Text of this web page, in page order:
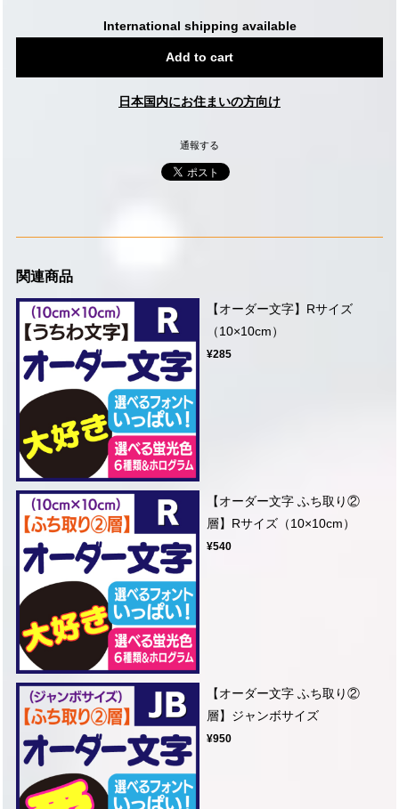
International shipping available
Add to cart
日本国内にお住まいの方向け
通報する
関連商品
【オーダー文字】Rサイズ
（10×10cm）
¥285
【オーダー文字 ふち取り②
層】Rサイズ（10×10cm）
¥540
【オーダー文字 ふち取り②
層】ジャンボサイズ
¥950